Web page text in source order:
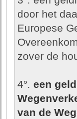
door het
Europese
zover de
4°. een
van de